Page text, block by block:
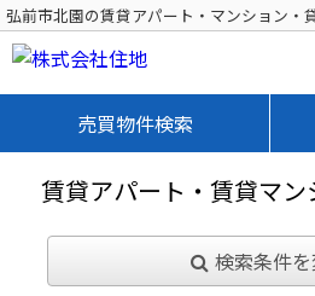
弘前市北園の賃貸アパート・マンション・
売買物件検索
賃貸アパート・賃貸マ
検索条件